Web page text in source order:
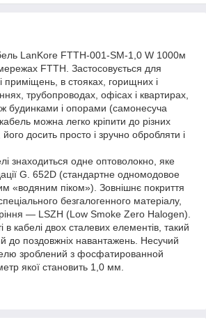
LanKore FTTH-001-SM-1,0 W 1000м
FTTH. Застосовується для
приміщень, в стояках, горищних і
трубопроводах, офісах і квартирах,
будинками і опорами (самонесуча
можна легко кріпити до різних
досить просто і зручно обробляти і
знаходиться одне оптоволокно, яке
G. 652D (стандартне одномодовое
«водяним піком»). Зовнішнє покриття
безгалогенного матеріалу,
— LSZH (Low Smoke Zero Halogen).
в кабелі двох сталевих елементів, такий
до поздовжніх навантажень. Несучий
зроблений з фосфатированной
якої становить 1,0 мм.